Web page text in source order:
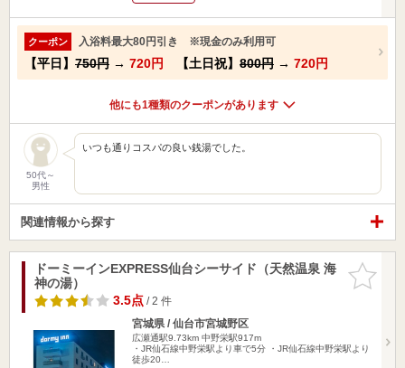
クーポン 入浴料最大80円引き ※現金のみ利用可
【平日】 750円 → 720円 【土日祝】 800円 → 720円
他にも1種類のクーポンがあります
50代～
男性
いつも通りコスパの良い銭湯でした。
関連情報から探す
お気に入
りに追加
ドーミーインEXPRESS仙台シーサイド（天然温泉 海
神の湯）
3.5点/ 2 件
宮城県 / 仙台市宮城野区
広瀬通駅9.73km 中野栄駅917m
・JR仙石線中野栄駅より車で5分 ・JR仙石線中野栄駅より
徒歩20…